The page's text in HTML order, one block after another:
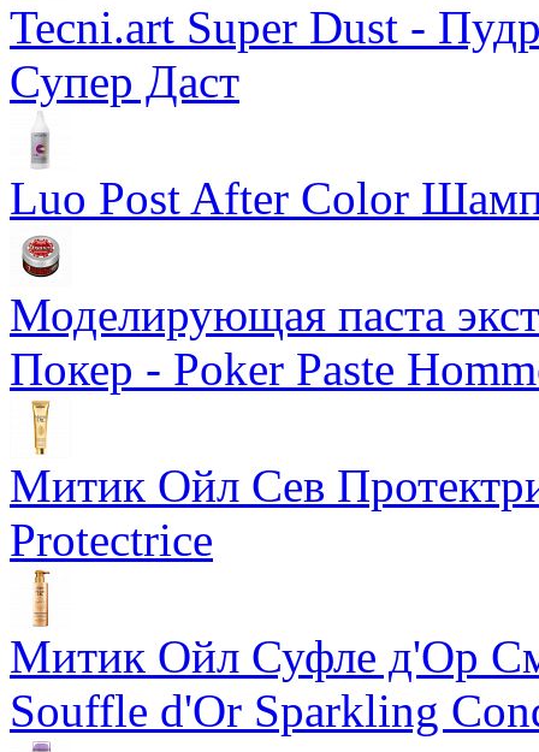
Tecni.art Super Dust -
Супер Даст
Luo Post After Color
Моделирующая паста
Покер - Poker Paste
Митик Ойл Сев
Protectrice
Митик Ойл Суфле д'Ор
Souffle d'Or Sparkling